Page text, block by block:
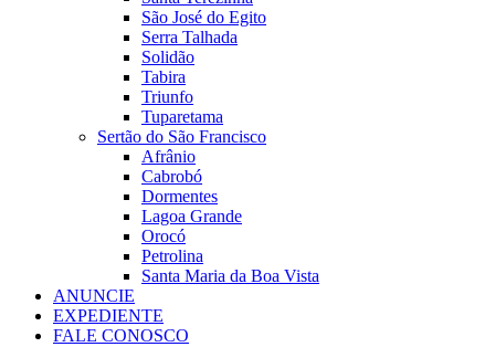
São José do Egito
Serra Talhada
Solidão
Tabira
Triunfo
Tuparetama
Sertão do São Francisco
Afrânio
Cabrobó
Dormentes
Lagoa Grande
Orocó
Petrolina
Santa Maria da Boa Vista
ANUNCIE
EXPEDIENTE
FALE CONOSCO